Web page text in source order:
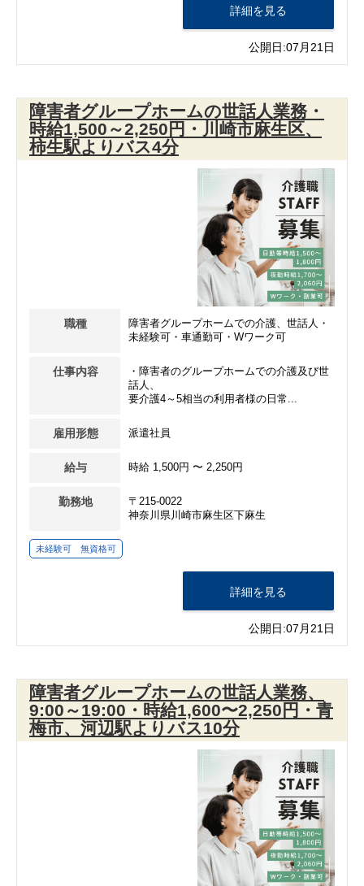
詳細を見る
公開日:07月21日
障害者グループホームの世話人業務・
時給1,500～2,250円・川崎市麻生区、
柿生駅よりバス4分
職種
障害者グループホームでの介護、世話人・
未経験可・車通勤可・Wワーク可
仕事内容
・障害者のグループホームでの介護及び世
話人、
要介護4～5相当の利用者様の日常...
雇用形態 派遣社員
給与 時給 1,500円 〜 2,250円
勤務地
〒215-0022
神奈川県川崎市麻生区下麻生
未経験可 無資格可
詳細を見る
公開日:07月21日
障害者グループホームの世話人業務、
9:00～19:00・時給1,600〜2,250円・青
梅市、河辺駅よりバス10分